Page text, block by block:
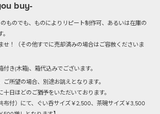
buy-
ものでも、ものによりリピート制作可、あるいは在庫の
せ！（その他すでに売却済みの場合はご容赦くださいま
き(木箱)、箱代込みでございます。
ご所望の場合、別途お誂えとなります。
十日ほどのご猶予をいただいております。
布付）にて、ぐい呑サイズ￥2,500、茶碗サイズ￥3,500